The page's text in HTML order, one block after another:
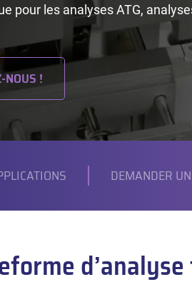
pour les analyses ATG,
NOUS !
DEMANDER